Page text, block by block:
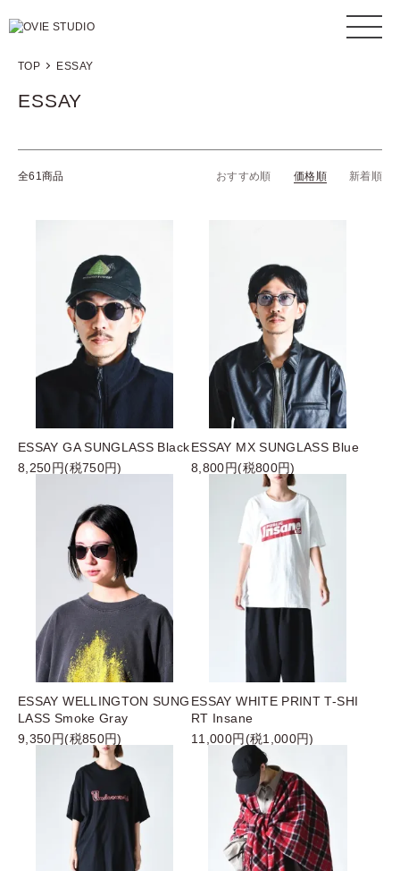
TOP ESSAY
ESSAY
全61商品 おすすめ順 価格順 新着順
ESSAY GA SUNGLASS Black
8,250円(税750円)
ESSAY MX SUNGLASS Blue
8,800円(税800円)
ESSAY WELLINGTON SUNG
LASS Smoke Gray
9,350円(税850円)
ESSAY WHITE PRINT T-SHI
RT Insane
11,000円(税1,000円)